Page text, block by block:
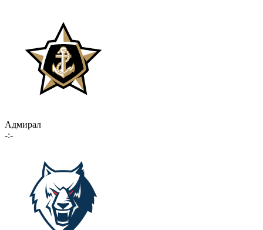
Адмирал
-:-